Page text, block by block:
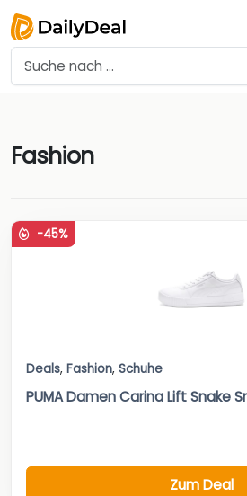
Fashion
-45%
Deals, Fashion, Schuhe
PUMA Damen Carina Lift Snake
Zum Deal